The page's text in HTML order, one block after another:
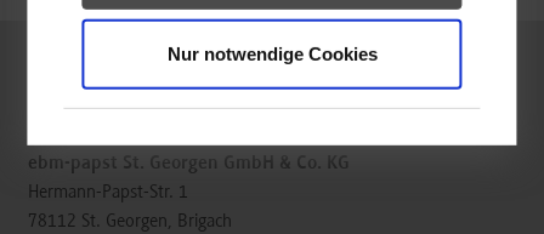
Nur notwendige Cookies
Mechatronik / Allgemeine Mechatronik
ebm-papst St. Georgen GmbH & Co. KG
Hermann-Papst-Str. 1
78112 St. Georgen, Brigach